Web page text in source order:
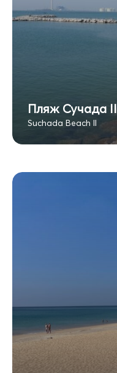
Пляж Сучада II
Suchada Beach II